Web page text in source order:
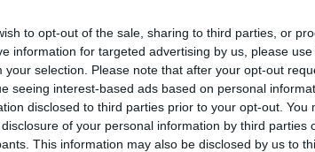
to opt-out of the sale, sharing to third parties, or
information for targeted advertising by us, please
your selection. Please note that after your opt-out
seeing interest-based ads based on personal
disclosed to third parties prior to your opt-out. You
of your personal information by third parties
This information may also be disclosed by us to
na planie hitowej produkcji TVN
się na ten krok